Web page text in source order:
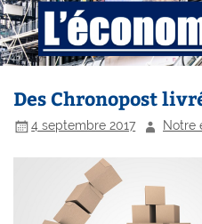
Des Chronopost
4 septembre 2017 Notre